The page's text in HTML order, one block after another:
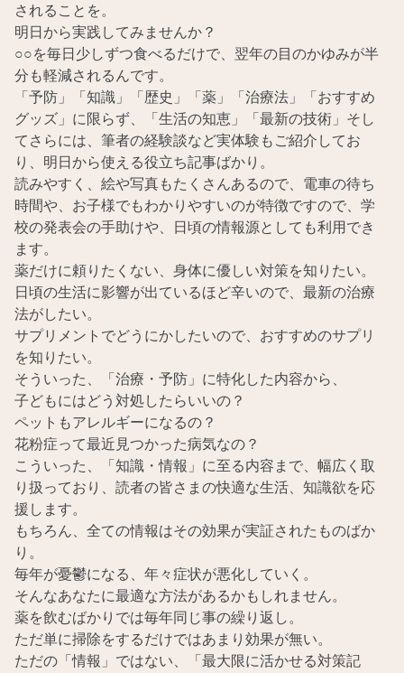
されることを。
明日から実践してみませんか？
○○を毎日少しずつ食べるだけで、翌年の目のかゆみが半
分も軽減されるんです。
「予防」「知識」「歴史」「薬」「治療法」「おすすめ
グッズ」に限らず、「生活の知恵」「最新の技術」そし
てさらには、筆者の経験談など実体験もご紹介してお
り、明日から使える役立ち記事ばかり。
読みやすく、絵や写真もたくさんあるので、電車の待ち
時間や、お子様でもわかりやすいのが特徴ですので、学
校の発表会の手助けや、日頃の情報源としても利用でき
ます。
薬だけに頼りたくない、身体に優しい対策を知りたい。
日頃の生活に影響が出ているほど辛いので、最新の治療
法がしたい。
サプリメントでどうにかしたいので、おすすめのサプリ
を知りたい。
そういった、「治療・予防」に特化した内容から、
子どもにはどう対処したらいいの？
ペットもアレルギーになるの？
花粉症って最近見つかった病気なの？
こういった、「知識・情報」に至る内容まで、幅広く取
り扱っており、読者の皆さまの快適な生活、知識欲を応
援します。
もちろん、全ての情報はその効果が実証されたものばか
り。
毎年が憂鬱になる、年々症状が悪化していく。
そんなあなたに最適な方法があるかもしれません。
薬を飲むばかりでは毎年同じ事の繰り返し。
ただ単に掃除をするだけではあまり効果が無い。
ただの「情報」ではない、「最大限に活かせる対策記